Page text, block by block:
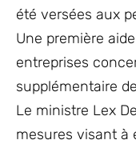
été versées aux
Une première
entreprises
supplémentaire
Le ministre Lex
mesures visant à